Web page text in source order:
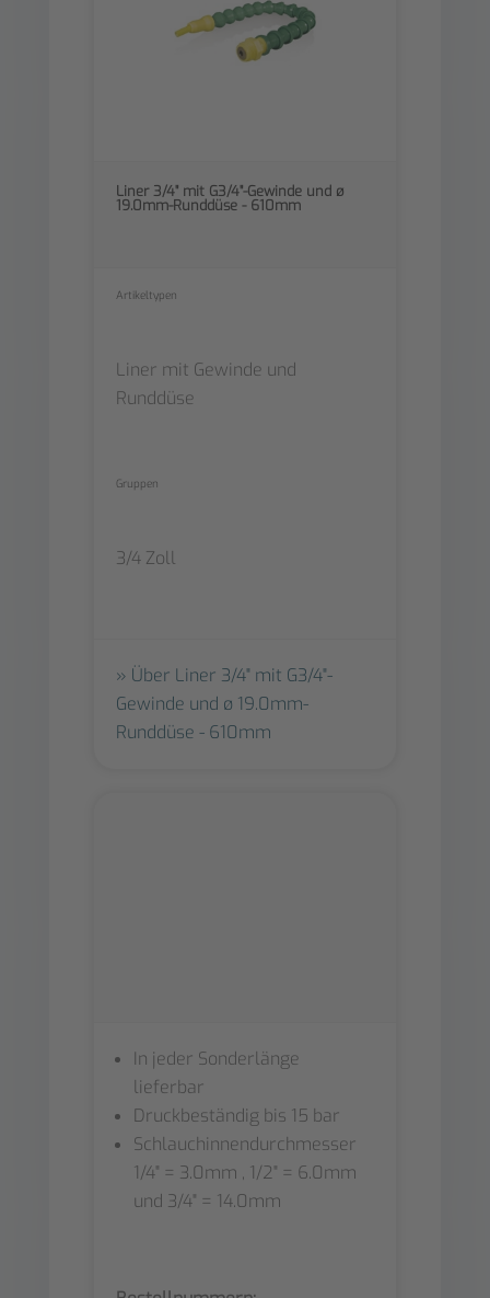
Liner 3/4" mit G3/4"-Gewinde und ø
19.0mm-Runddüse - 610mm
Artikeltypen
Liner mit Gewinde und
Runddüse
Gruppen
3/4 Zoll
Über Liner 3/4" mit G3/4"-
Gewinde und ø 19.0mm-
Runddüse - 610mm
In jeder Sonderlänge
lieferbar
Druckbeständig bis 15 bar
Schlauchinnendurchmesser
1/4" = 3.0mm , 1/2" = 6.0mm
und 3/4" = 14.0mm